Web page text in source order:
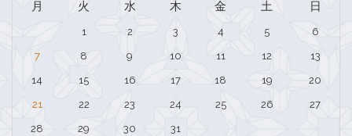
月 火 水 木 金 土 日
1 2 3 4 5 6
7 8 9 10 11 12 13
14 15 16 17 18 19 20
21 22 23 24 25 26 27
28 29 30
31